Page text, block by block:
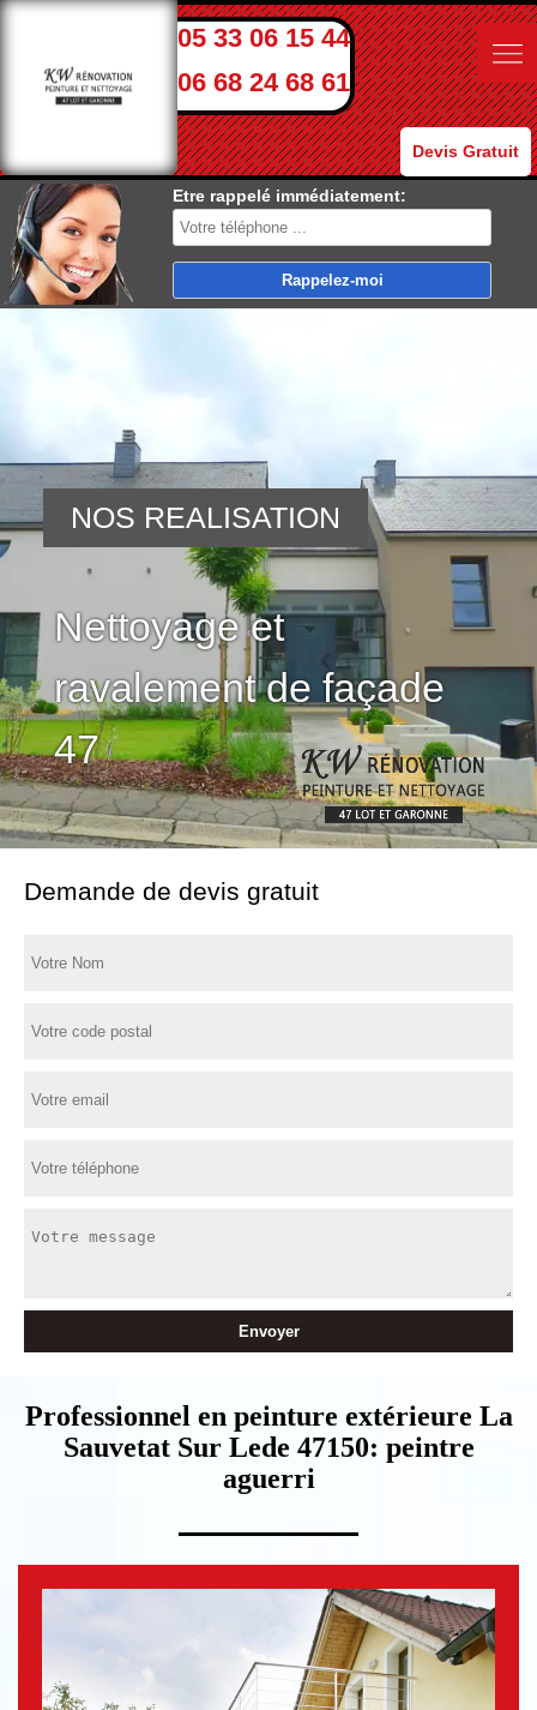
05 33 06 15 44
06 68 24 68 61
Devis Gratuit
Etre rappelé immédiatement:
Nettoyage et
ravalement de façade
47
NOS REALISATION
Demande de devis gratuit
Professionnel en peinture extérieure La
Sauvetat Sur Lede 47150: peintre
aguerri